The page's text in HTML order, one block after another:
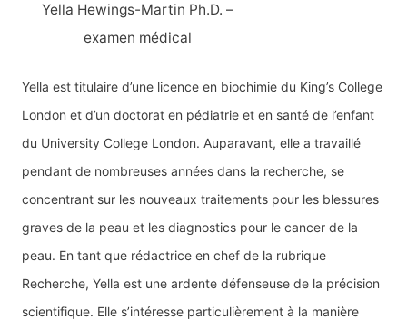
Yella Hewings-Martin Ph.D. –
examen médical
Yella est titulaire d’une licence en biochimie du King’s College
London et d’un doctorat en pédiatrie et en santé de l’enfant
du University College London. Auparavant, elle a travaillé
pendant de nombreuses années dans la recherche, se
concentrant sur les nouveaux traitements pour les blessures
graves de la peau et les diagnostics pour le cancer de la
peau. En tant que rédactrice en chef de la rubrique
Recherche, Yella est une ardente défenseuse de la précision
scientifique. Elle s’intéresse particulièrement à la manière